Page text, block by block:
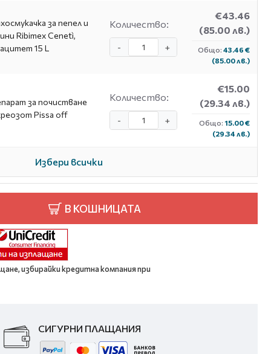
за пепел и
Ribimex Cenetì,
15 L
Количество:
- +
€43.46
(85.00 лв.)
Общо: 43.46 €
(85.00 лв.)
за почистване
Pissa off
Количество:
- +
€15.00
(29.34 лв.)
Общо: 15.00 €
(29.34 лв.)
Избери всички
В КОШНИЦАТА
избирайки кредитна компания при
СИГУРНИ ПЛАЩАНИЯ